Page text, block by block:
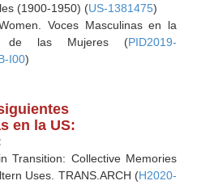
(1900-1950) (US-1381475)
Voces Masculinas en la
de las Mujeres (PID2019-
I00)
en la US:
Transition: Collective Memories
Uses. TRANS.ARCH (H2020-